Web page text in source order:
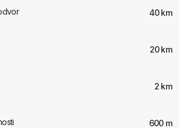
40 km
20 km
2 km
600 m